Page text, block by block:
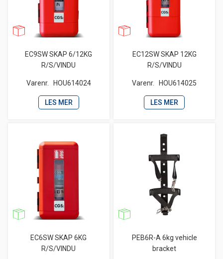
EC9SW SKAP 6/12KG
R/S/VINDU
Varenr. HOU614024
LES MER
EC12SW SKAP 12KG
R/S/VINDU
Varenr. HOU614025
LES MER
EC6SW SKAP 6KG
R/S/VINDU
PEB6R-A 6kg vehicle
bracket